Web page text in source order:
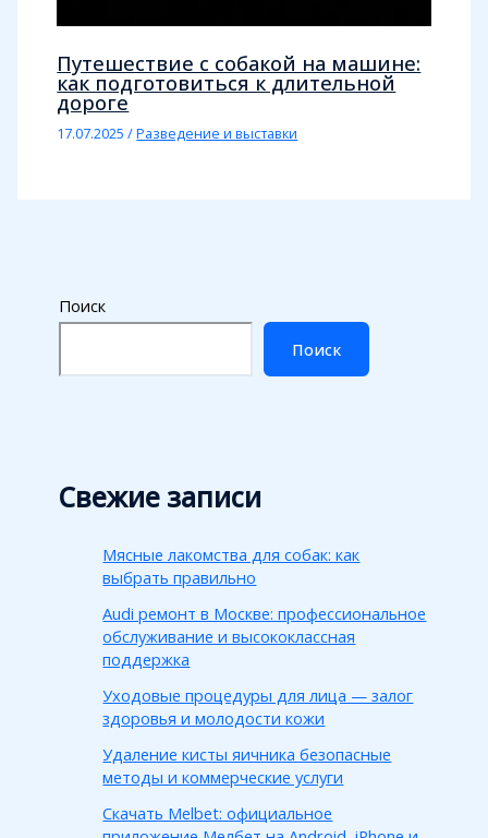
Путешествие с собакой на машине:
как подготовиться к длительной
дороге
17.07.2025/Разведение и выставки
Поиск
Поиск
Свежие записи
Мясные лакомства для собак: как
выбрать правильно
Audi ремонт в Москве: профессиональное
обслуживание и высококлассная
поддержка
Уходовые процедуры для лица — залог
здоровья и молодости кожи
Удаление кисты яичника безопасные
методы и коммерческие услуги
Скачать Melbet: официальное